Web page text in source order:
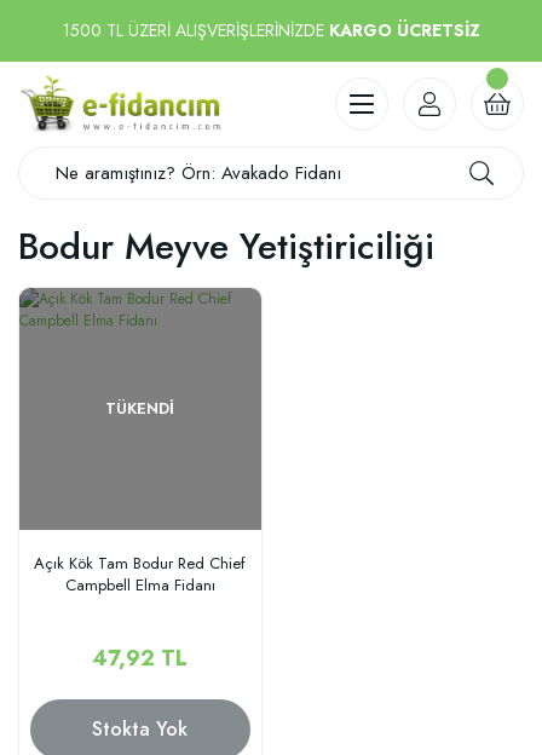
1500 TL ÜZERİ ALIŞVERİŞLERİNİZDE KARGO ÜCRETSİZ
Bodur Meyve Yetiştiriciliği
TÜKENDI
Açık Kök Tam Bodur Red Chief
Campbell Elma Fidanı
47,92 TL
Stokta Yok